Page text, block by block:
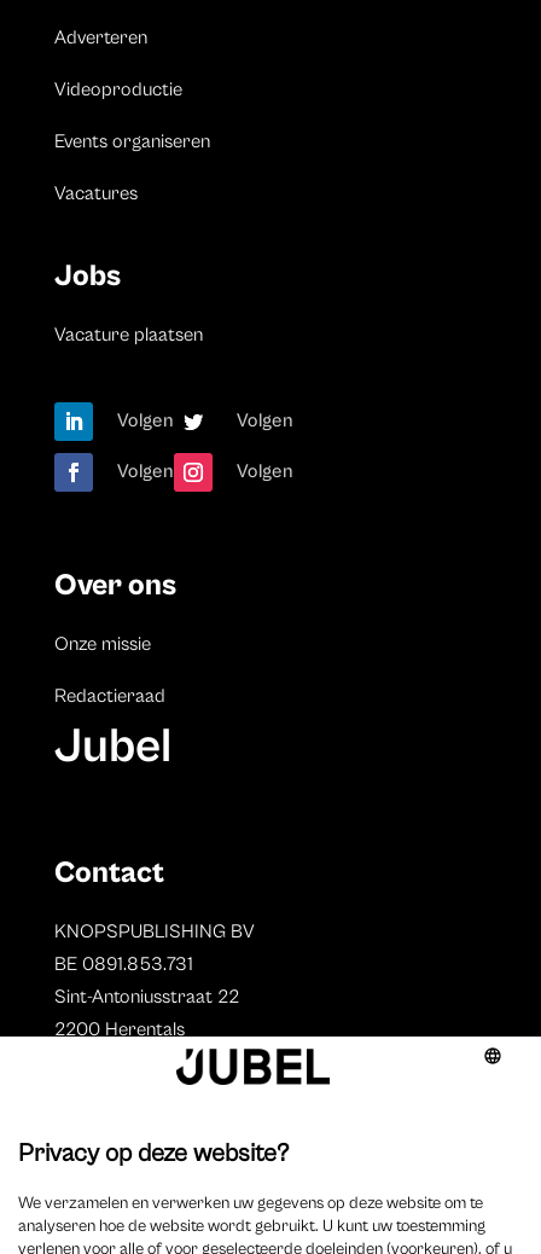
Adverteren
Videoproductie
Events organiseren
Vacatures
Jobs
Vacature plaatsen
Volgen Volgen
Volgen Volgen
Over ons
Onze missie
Redactieraad
Jubel
Contact
KNOPSPUBLISHING BV
BE 0891.853.731
Sint-Antoniusstraat 22
2200 Herentals
Auteurs
Overzicht auteurs